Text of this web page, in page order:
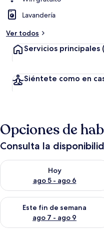
Lavandería
Ver todos
Servicios principales
Siéntete como en
Opciones de
Consulta la
Hoy
ago 5 - ago 6
Consulta la disponibilidad
Este fin de semana
ago 7 - ago 9
Consulta la disponibilidad